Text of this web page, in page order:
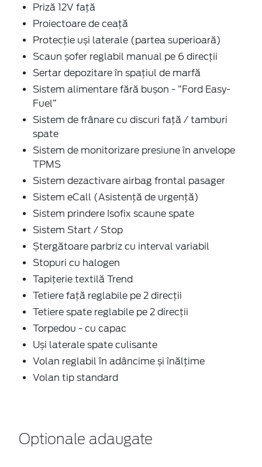
Priză 12V față
Proiectoare de ceață
Protecție uși laterale (partea superioară)
Scaun șofer reglabil manual pe 6 direcții
Sertar depozitare în spațiul de marfă
Sistem alimentare fără bușon - ”Ford Easy-
Fuel”
Sistem de frânare cu discuri față / tamburi
spate
Sistem de monitorizare presiune în anvelope
TPMS
Sistem dezactivare airbag frontal pasager
Sistem eCall (Asistență de urgență)
Sistem prindere Isofix scaune spate
Sistem Start / Stop
Ștergătoare parbriz cu interval variabil
Stopuri cu halogen
Tapițerie textilă Trend
Tetiere față reglabile pe 2 direcții
Tetiere spate reglabile pe 2 direcții
Torpedou - cu capac
Uși laterale spate culisante
Volan reglabil în adâncime și înălțime
Volan tip standard
Optionale adaugate